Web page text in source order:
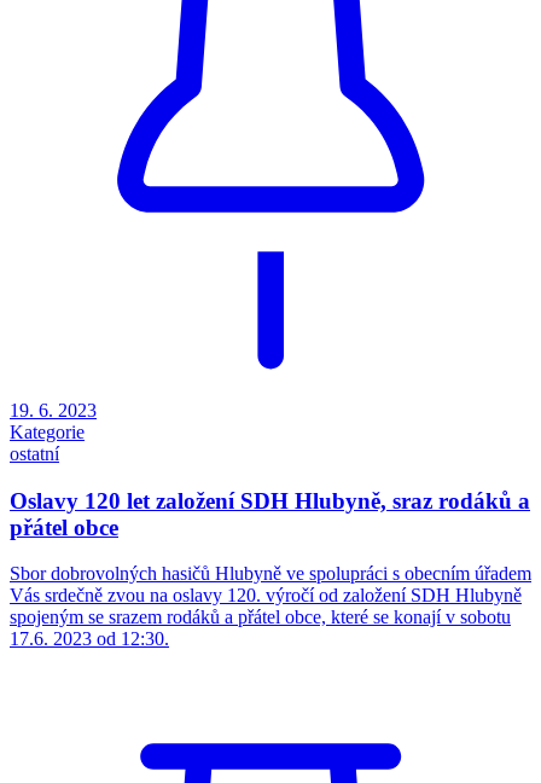
19. 6. 2023
Kategorie
ostatní
Oslavy 120 let založení SDH Hlubyně, sraz rodáků a
přátel obce
Sbor dobrovolných hasičů Hlubyně ve spolupráci s obecním úřadem
Vás srdečně zvou na oslavy 120. výročí od založení SDH Hlubyně
spojeným se srazem rodáků a přátel obce, které se konají v sobotu
17.6. 2023 od 12:30.